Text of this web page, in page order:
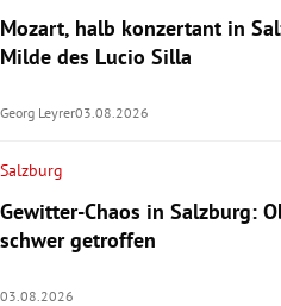
Mozart, halb konzertant in
Milde des Lucio Silla
Georg Leyrer03.08.2026
Salzburg
Gewitter-Chaos in Salzburg:
schwer getroffen
03.08.2026